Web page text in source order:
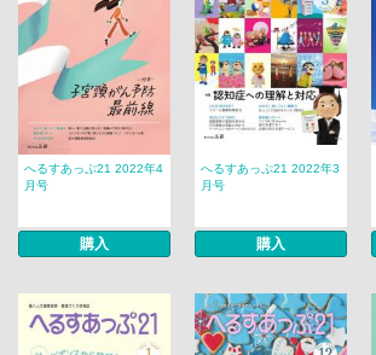
へるすあっぷ21 2022年4
月号
購入
へるすあっぷ21 2022年3
月号
購入